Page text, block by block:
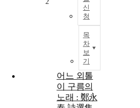
신
청
목
차
보
기
2
어느 외톨
이 구름의
노래 : 鄭永